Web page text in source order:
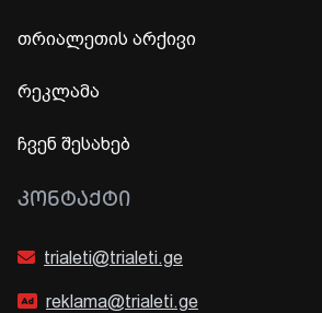
თრიალეთის არქივი
რეკლამა
ჩვენ შესახებ
ᲙᲝᲜᲢᲐᲥᲢᲘ
trialeti@trialeti.ge
reklama@trialeti.ge